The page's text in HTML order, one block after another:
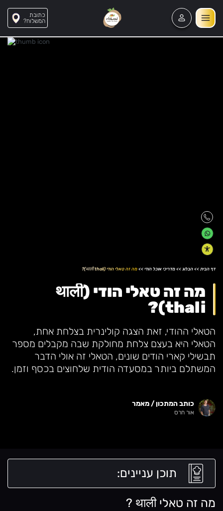
כתובת
?המשלוח
דף הבית >> הבלוג >> מדריכי אוכל הודי >> מה זה טאלי הודי (थाली thali)?
מה זה טאלי הודי (थाली
thali)?
הטאלי ההודי, זאת הצגה קולינרית בצלחת אחת,
הטאלי היא בעצם צלחת מחולקת שבה מקבלים מספר
תבשילי קארי הודים שונים, הטאלי זה אולי הדבר
המשתלם ביותר במסעדה הודית שלחוצים בכסף וזמן.
כותב המתכון / מאמר
אור חרס
תוכן עניינים:
מה זה טאלי थाली ?